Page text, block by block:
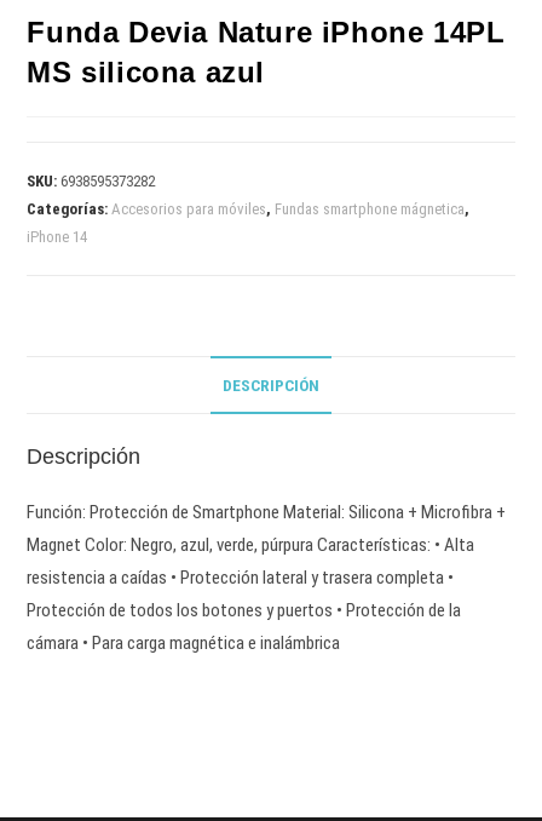
Funda Devia Nature iPhone 14PL
MS silicona azul
SKU:6938595373282
Categorías:Accesorios para móviles, Fundas smartphone mágnetica,
iPhone 14
DESCRIPCIÓN
Descripción
Función: Protección de Smartphone Material: Silicona + Microfibra +
Magnet Color: Negro, azul, verde, púrpura Características: • Alta
resistencia a caídas • Protección lateral y trasera completa •
Protección de todos los botones y puertos • Protección de la
cámara • Para carga magnética e inalámbrica